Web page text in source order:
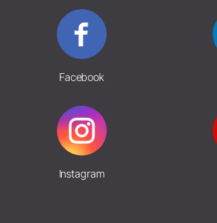
Facebook
Instagram